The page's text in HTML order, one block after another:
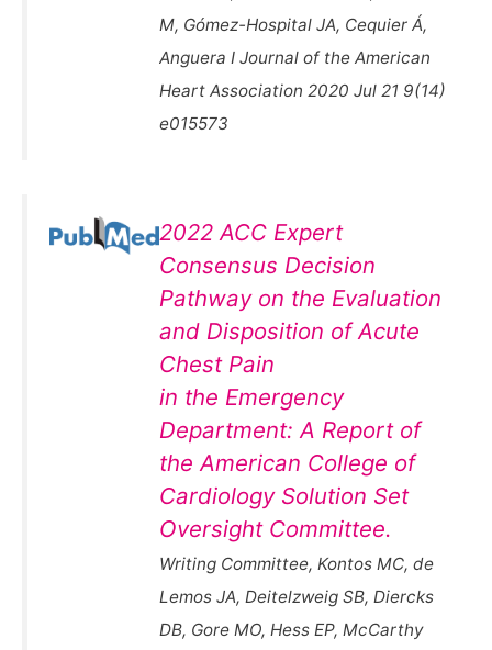
M, Gómez-Hospital JA, Cequier Á,
Anguera I Journal of the American
Heart Association 2020 Jul 21 9(14)
e015573
2022 ACC Expert
Consensus Decision
Pathway on the Evaluation
and Disposition of Acute
Chest Pain
in the Emergency
Department: A Report of
the American College of
Cardiology Solution Set
Oversight Committee.
Writing Committee, Kontos MC, de
Lemos JA, Deitelzweig SB, Diercks
DB, Gore MO, Hess EP, McCarthy